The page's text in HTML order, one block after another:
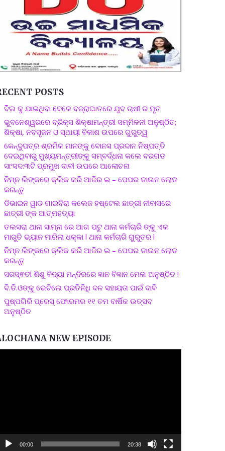
POSTS
ବିଲ କୁ ଯାଇଥିବା ବେଳେ ବଜ୍ରାଘାତରେ ଯୁବ ଚାଷୀ ର ମୃତ
ଭୁବନେଶ୍ୱରରେ ବ୍ରିକ୍ସ ଶିକ୍ଷାମନ୍ତ୍ରୀ ସମ୍ମିଳନୀ ଅନୁଷ୍ଠିତ;
ଶିକ୍ଷା, ନବସୃଜନ ଓ ସ୍ଥାୟୀ ବିକାଶ ଉପରେ ଗୁରୁତ୍ୱ
କେନ୍ଦୁପତ୍ର ଶ୍ରମିକ ମାନଙ୍କୁ ବୋନସ ପ୍ରଦାନ ନିଷ୍ପତ୍ତି
ଦେଇଥିବାରୁ ମୁଖ୍ୟମନ୍ତ୍ରୀଙ୍କୁ ସମ୍ବର୍ଦ୍ଧନା କଲେ ବରଗଡ
ସାଂସଦ:୩ଟି ପ୍ରମୁଖ ଦାବୀ ଉପରେ ଆଲୋଚନା
ନିମ୍ନ ଲିଙ୍କରେ କ୍ଲିକ କରି ଆଜିର ଇ – ପେପର ଡାଉନ ଲୋଡ
କରନ୍ତୁ
ଡିଭାଇନ ୱାଡ ଗାଇବିରା କଲେଜ ହଷ୍ଟେଲ ଛାତ୍ରୀ ନୀବାସରେ
ଛାତ୍ରୀ ଙ୍କ ଆତ୍ମହତ୍ୟା
ତଲସରା ଥାନା ସାମ୍ନା ରେ ଆଗ ପଟୁ ଥାନା କର୍ମଚାରି ଙ୍କୁ ଏକ
ମାରୁତି ଭ୍ୟାନ ମାରିଲା ଧକ୍କା l ଥାନା କର୍ମଚାରି ଗୁରୁତର l
ନିମ୍ନ ଲିଙ୍କରେ କ୍ଲିକ କରି ଆଜିର ଇ – ପେପର ଡାଉନ ଲୋଡ
କରନ୍ତୁ
ସରସ୍ଵତୀ ଶିଶୁ ବିଦ୍ୟା ମନ୍ଦିରରେ ଜ୍ଞାନ ବିଜ୍ଞାନ ମେଳା ଅନୁଷ୍ଠିତ !
ବି.ଡି.ଓଙ୍କୁ ଭେଟିଲେ ପ୍ରତିନିଧି ଦଳ ସହାୟତା ପାଇଁ ଦାବି
ପୁଷ୍ପଗିରି ପ୍ରେସ୍ ଫୋରମର ୧୧ ତମ ବାର୍ଷିକ ଉତ୍ସବ
ଅନୁଷ୍ଠିତ
NEW EPISODE
00:00 20:38